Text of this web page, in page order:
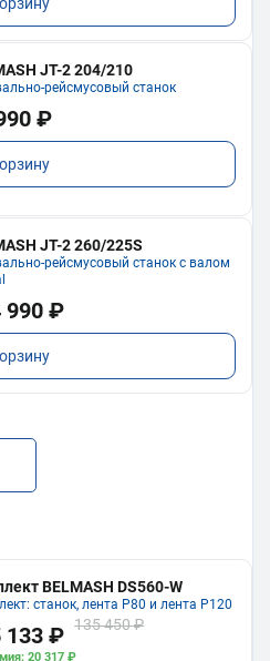
JT-2 204/210
рейсмусовый станок
₽
JT-2 260/225S
рейсмусовый станок с валом
990 ₽
BELMASH DS560-W
станок, лента P80 и лента P120
133 ₽ 135 450 ₽
20 317 ₽